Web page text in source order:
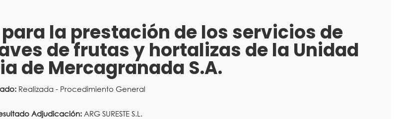
la prestación de los servicios de
de frutas y hortalizas de la Unidad
de Mercagranada S.A.
Realizada - Procedimiento General
Adjudicación: ARG SURESTE S.L.